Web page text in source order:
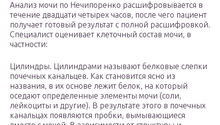
Анализ мочи по Нечипоренко расшифровывается в
течение двадцати четырех часов, после чего пациент
получает готовый результат с полной расшифровкой.
Специалист оценивает клеточный состав мочи, в
частности:
Цилиндры. Цилиндрами называют белковые слепки
почечных канальцев. Как становится ясно из
названия, в их основе лежит белок, на который
оседают определенные элементы мочи (соли,
лейкоциты и другие). В результате этого в почечных
канальцах появляются пробки, вымывающиеся